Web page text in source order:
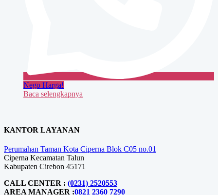
Nego Harga!
Baca selengkapnya
KANTOR LAYANAN
Perumahan Taman Kota Ciperna Blok C05 no.01
Ciperna Kecamatan Talun
Kabupaten Cirebon 45171
CALL CENTER : (0231) 2520553
AREA MANAGER :0821 2360 7290